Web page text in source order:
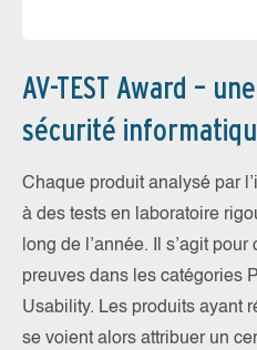
AV-TEST Award –
sécurité
Chaque produit analysé par
à des tests en laboratoire
long de l’année. Il s’agit
preuves dans les catégories
Usability. Les produits ayant
se voient alors attribuer un